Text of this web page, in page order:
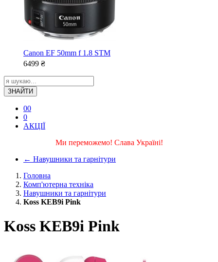
Canon EF 50mm f 1.8 STM
6499 ₴
ЗНАЙТИ
00
0
АКЦІЇ
Ми переможемо! Слава Україні!
← Навушники та гарнітури
Головна
Комп'ютерна техніка
Навушники та гарнітури
Koss KEB9i Pink
Koss KEB9i Pink